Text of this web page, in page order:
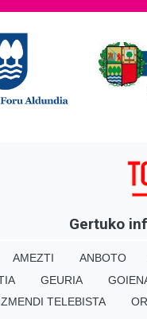
Gertuko
AMEZTI ANBOTO
GEURIA
TELEBISTA